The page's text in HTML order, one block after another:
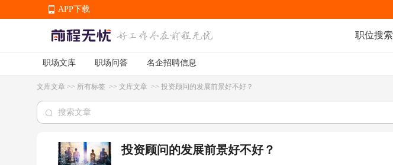
APP下载
APP下载
职位搜索
职场文库 职场问答 名企招聘信息
文库文章 >> 所有标签 >> 文库文章 >> 投资顾问的发展前景好不好？
投资顾问的发展前景好不好？